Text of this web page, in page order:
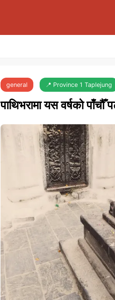
general 📍 Province 1 Taplejung
पाथिभरामा यस वर्षको